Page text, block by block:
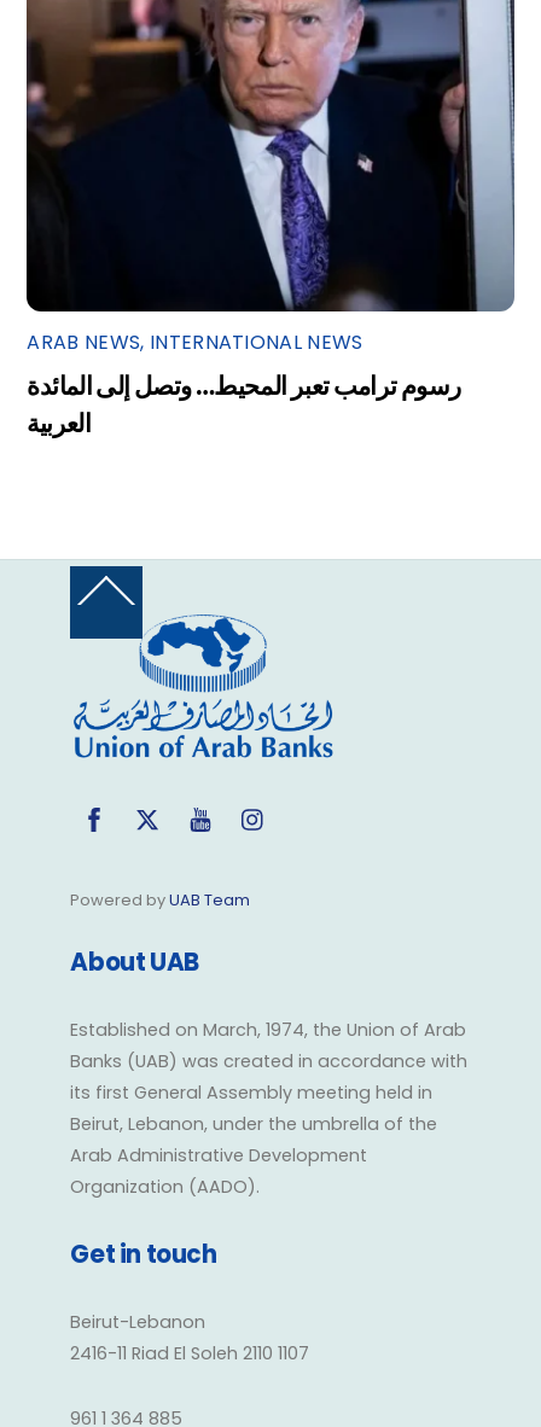
ARAB NEWS, INTERNATIONAL NEWS
رسوم ترامب تعبر المحيط… وتصل إلى المائدة
العربية
Back
Top
FacebookTwitter YouTube
Powered byUAB Team
About UAB
Established on March, 1974, the Union of Arab
Banks (UAB) was created in accordance with
its first General Assembly meeting held in
Beirut, Lebanon, under the umbrella of the
Arab Administrative Development
Organization (AADO).
Get in touch
Beirut-Lebanon
2416-11 Riad El Soleh 2110 1107
961 1 364 885